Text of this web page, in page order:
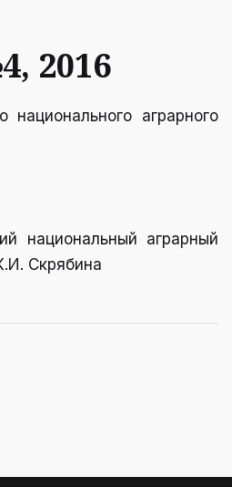
2016
национального аграрного
национальный аграрный
Скрябинa